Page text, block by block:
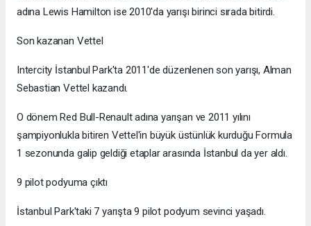
adına Lewis Hamilton ise 2010'da yarışı birinci sırada bitirdi.
Son kazanan Vettel
Intercity İstanbul Park'ta 2011'de düzenlenen son yarışı, Alman
Sebastian Vettel kazandı.
O dönem Red Bull-Renault adına yarışan ve 2011 yılını
şampiyonlukla bitiren Vettel'in büyük üstünlük kurduğu Formula
1 sezonunda galip geldiği etaplar arasında İstanbul da yer aldı.
9 pilot podyuma çıktı
İstanbul Park'taki 7 yarışta 9 pilot podyum sevinci yaşadı.